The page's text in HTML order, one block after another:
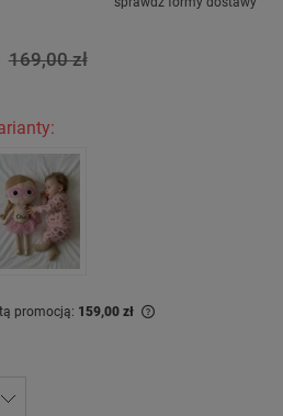
169,00 zł
promocją: 159,00 zł